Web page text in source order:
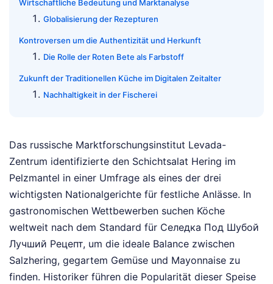
Wirtschaftliche Bedeutung und Marktanalyse
Globalisierung der Rezepturen
Kontroversen um die Authentizität und Herkunft
Die Rolle der Roten Bete als Farbstoff
Zukunft der Traditionellen Küche im Digitalen Zeitalter
Nachhaltigkeit in der Fischerei
Das russische Marktforschungsinstitut Levada-
Zentrum identifizierte den Schichtsalat Hering im
Pelzmantel in einer Umfrage als eines der drei
wichtigsten Nationalgerichte für festliche Anlässe. In
gastronomischen Wettbewerben suchen Köche
weltweit nach dem Standard für Селедка Под Шубой
Лучший Рецепт, um die ideale Balance zwischen
Salzhering, gegartem Gemüse und Mayonnaise zu
finden. Historiker führen die Popularität dieser Speise